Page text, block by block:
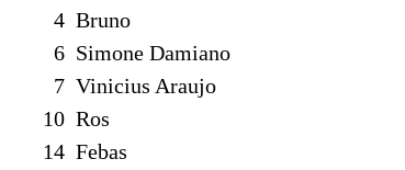
4 Bruno
6 Simone Damiano
7 Vinicius Araujo
10 Ros
14 Febas